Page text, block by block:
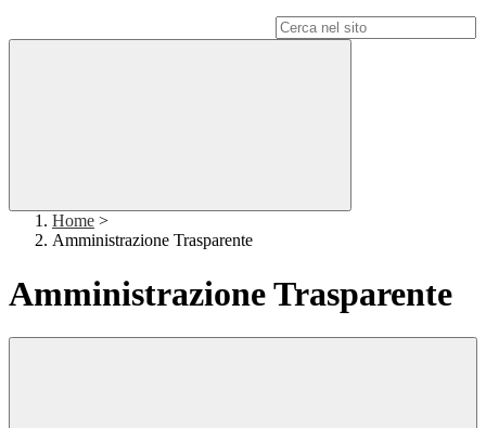
Home >
Amministrazione Trasparente
Amministrazione Trasparente